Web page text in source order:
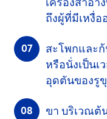
ถึงผู้ที่มีเหงื่
สะโพกและ
หรือนั่งเป็นเ
อุดตันของรู
ขา บริเวณต้